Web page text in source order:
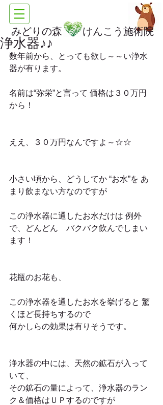
みどりの森 けんこう施術院
浄水器♪♪
数年前から、とっても欲し～～い浄水
器が有ります。
名前は“弥栄”と言って 価格は３０万円
から！
ええ、３０万円なんですよ～☆☆
小さい頃から、どうしてか “お水”を あ
まり飲まない方なのですが
この浄水器に通したお水だけは 例外
で、どんどん　バクバク飲んでしまい
ます！
花瓶のお花も、
この浄水器を通したお水を挙げると 驚
くほど長持ちするので
何かしらの効果は有りそうです。
浄水器の中には、天然の鉱石が入って
いて、
その鉱石の量によって、浄水器のラン
ク＆価格はＵＰするのですが